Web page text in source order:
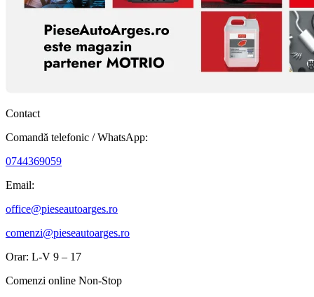
Contact
Comandă telefonic / WhatsApp:
0744369059
Email:
office@pieseautoarges.ro
comenzi@pieseautoarges.ro
Orar: L-V 9 – 17
Comenzi online Non-Stop